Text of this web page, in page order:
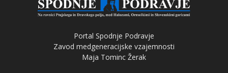
Portal Spodnje Podravje
Zavod medgeneracijske vzajemnosti
Maja Tominc Žerak